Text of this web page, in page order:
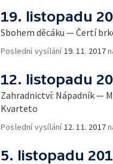
19. listopadu
Sbohem děcáku — Čertí
Poslední vysílání19. 11. 2017
12. listopadu
Zahradnictví: Nápadník —
Kvarteto
Poslední vysílání12. 11. 2017
5. listopadu